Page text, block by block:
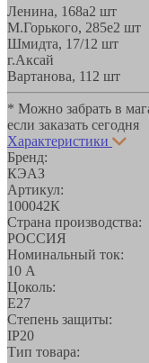
Ленина, 168а2 шт
М.Горького, 285е2 шт
Шмидта, 17/1 2 шт
г.Аксай
Вартанова, 11 2 шт
* Можно забрать в
если заказать сегодня
Характеристики
Бренд:
КЭАЗ
Артикул:
100042К
Страна производства:
РОССИЯ
Номинальный ток:
10 А
Цоколь:
E27
Степень защиты:
IP20
Тип товара: